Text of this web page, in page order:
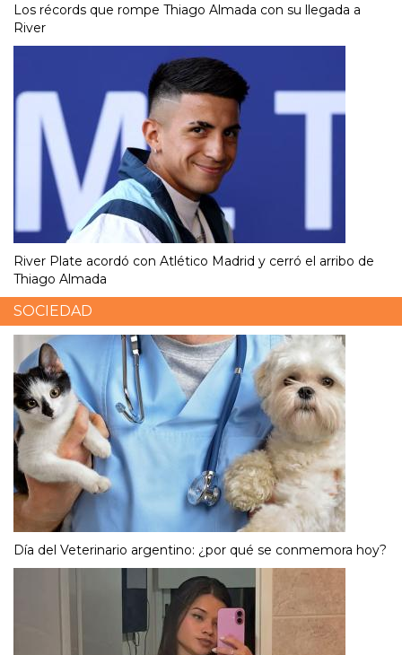
Los récords que rompe Thiago Almada con su llegada a
River
River Plate acordó con Atlético Madrid y cerró el arribo de
Thiago Almada
SOCIEDAD
Día del Veterinario argentino: ¿por qué se conmemora hoy?